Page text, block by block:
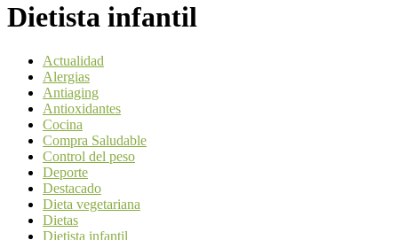
Dietista infantil
Actualidad
Alergias
Antiaging
Antioxidantes
Cocina
Compra Saludable
Control del peso
Deporte
Destacado
Dieta vegetariana
Dietas
Dietista infantil